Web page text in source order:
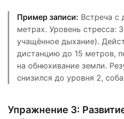
Пример записи: Встреча с
метрах. Уровень стресса:
учащённое дыхание).
дистанцию до 15 метров,
на обнюхивание земли.
снизился до уровня 2,
Упражнение 3: